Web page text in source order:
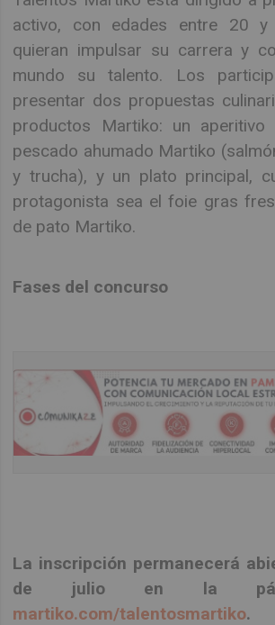
activo, con edades entre 20
quieran impulsar su carrera y
mundo su talento. Los
presentar dos propuestas
productos Martiko: un aperitivo
pescado ahumado Martiko
y trucha), y un plato principal,
protagonista sea el foie gras
de pato Martiko.
Fases del concurso
La inscripción permanecerá
de julio en la
martiko.com/talentosmartiko